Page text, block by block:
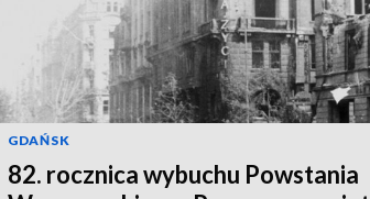
GDAŃSK
82. rocznica wybuchu Powstania